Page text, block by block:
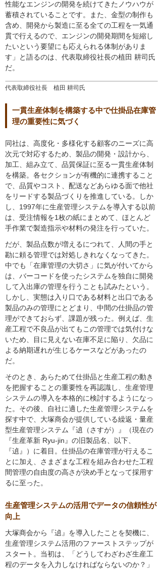
代表取締役社長 植田 耕司氏
性能なエンジンの開発を続けてきたノウハウが
蓄積されていることです。また、金型の制作も
含め、開発から製造に至る全ての工程を一気通
貫で行えるので、エンジンの開発期間を短縮し
たいという要望にも応えられる体制がありま
す」と語るのは、代表取締役社長の植田 耕司氏
だ。
一貫生産体制を構築する中で仕掛品在庫管
理の重要性に気づく
同社は、高度化・多様化する顧客のニーズに高
次元で対応するため、製品の開発・設計から、
加工、組み立て、品質保証に至る一貫生産体制
を構築。各セクションが有機的に連携すること
で、品質やコスト、配送などあらゆる面で他社
をリードする製品づくりを推進している。しか
し、1997年に生産管理システムを導入する以前
は、受注情報を1枚の紙にまとめて、ほとんど
手作業で製造指示や材料の発注を行っていた。
だが、製品点数が増えるにつれて、人間の手と
勘に頼る管理では対処しきれなくなってきた。
中でも「在庫管理の大切さ」に気が付いてから
は、バーコードを使ったシステムを独自に開発
して入出庫の管理を行うことも試みたという。
しかし、実態は入り口である材料と出口である
製品のみの管理にとどまり、中間の仕掛品の管
理ができておらず、課題が残った。例えば、生
産工程で不良品が出てもこの管理では気付けな
いため、目に見えない在庫不足に陥り、欠品に
よる納期遅れが生じるケースなどがあったの
だ。
そのとき、あらためて仕掛品と生産工程の動き
を把握することの重要性を再認識し、生産管理
システムの導入を本格的に検討するようになっ
た。その後、自社に適した生産管理システムを
探す中で、大塚商会が提供している繰返・量産
型生産管理システム『遉（さすが）』（現在の
『生産革新 Ryu-jin』の旧製品名、以下、
『遉』）に着目。仕掛品の在庫管理が行えるこ
とに加え、さまざまな工程を組み合わせた工程
間管理の自由度の高さが決め手となって採用す
るに至った。
生産管理システムの活用でデータの信頼性が
向上
大塚商会から『遉』を導入したことを契機に、
生産管理システム活用のファーストステップが
スタート。当初は、「どうしてわざわざ生産工
程のデータを入力しなければならないのか？」